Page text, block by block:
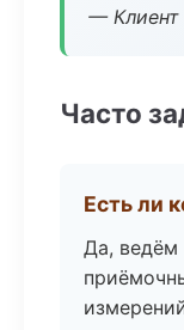
— Клиент
Часто
Есть ли
Да, ведём